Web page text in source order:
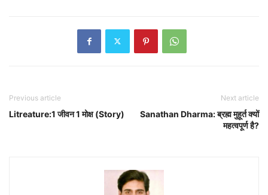
Previous article
Litreature:1 जीवन 1 मोक्ष (Story)
Next article
Sanathan Dharma: ब्रह्म मुहूर्त क्यों
महत्वपूर्ण है?